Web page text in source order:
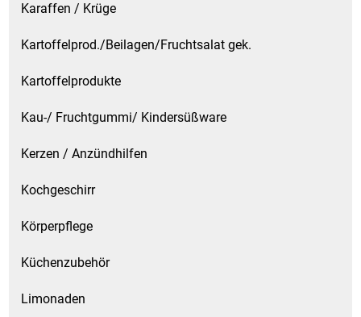
Karaffen / Krüge
Kartoffelprod./Beilagen/Fruchtsalat gek.
Kartoffelprodukte
Kau-/ Fruchtgummi/ Kindersüßware
Kerzen / Anzündhilfen
Kochgeschirr
Körperpflege
Küchenzubehör
Limonaden